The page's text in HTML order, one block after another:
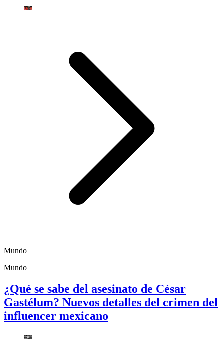
Mundo
Mundo
¿Qué se sabe del asesinato de César
Gastélum? Nuevos detalles del crimen del
influencer mexicano